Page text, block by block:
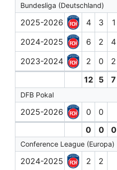
Bundesliga (Deutschland)
2025-2026 4 3 1
2024-2025
6 2 4
2023-2024
2 0 2
12
5 7
DFB Pokal
2025-2026 0 0
0
0 0
Conference League (Europa)
2024-2025 2 2